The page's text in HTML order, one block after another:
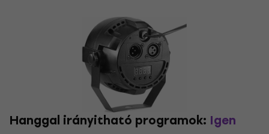
Hanggal irányitható programok: Igen